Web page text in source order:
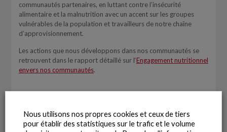
communautés partenaires, en luttant contre l’insécurité
alimentaire et la malnutrition avec un accent sur les groupes
vulnérables de la population et travailleurs de notre chaîne
d’approvisionnement.
Les actions que nous développons dans nos communautés se
retrouvent dans le rapport détaillé sur l‘Engagement nutritionnel
envers nos communautés.
Nous utilisons nos propres cookies et ceux de tiers
pour établir des statistiques sur le trafic et le volume